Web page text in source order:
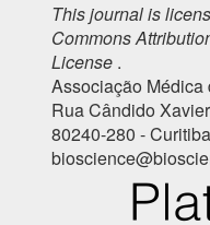
This journal is
Commons
License .
Associação Médica
Rua Cândido
80240-280 -